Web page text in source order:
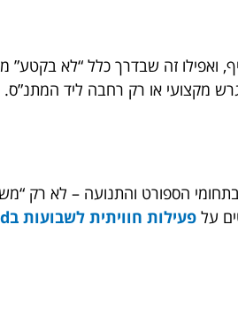
ואפילו זה שבדרך כלל “לא
מקצועי או רק רחבה ליד המתנ”ס.
הספורט והתנועה – לא רק
על פעילות חוויתית לשבועות בsmartwood